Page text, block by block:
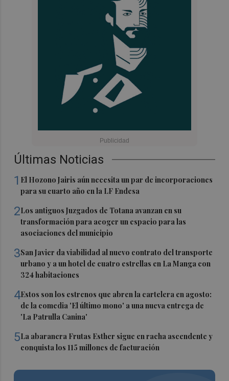
Últimas Noticias
1 El Hozono Jairis aún necesita un par de incorporaciones
para su cuarto año en la LF Endesa
2Los antiguos Juzgados de Totana avanzan en su
transformación para acoger un espacio para las
asociaciones del municipio
3San Javier da viabilidad al nuevo contrato del transporte
urbano y a un hotel de cuatro estrellas en La Manga con
324 habitaciones
4Estos son los estrenos que abren la cartelera en agosto:
de la comedia 'El último mono' a una nueva entrega de
'La Patrulla Canina'
5La abaranera Frutas Esther sigue en racha ascendente y
conquista los 115 millones de facturación